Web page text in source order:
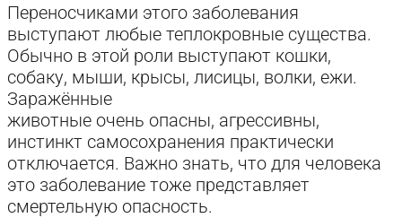
Переносчиками этого заболевания
выступают любые теплокровные существа.
Обычно в этой роли выступают кошки,
собаку, мыши, крысы, лисицы, волки, ежи.
Заражённые
животные очень опасны, агрессивны,
инстинкт самосохранения практически
отключается. Важно знать, что для человека
это заболевание тоже представляет
смертельную опасность.